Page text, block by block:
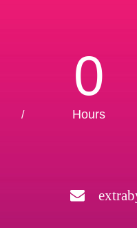
/
0
Hours